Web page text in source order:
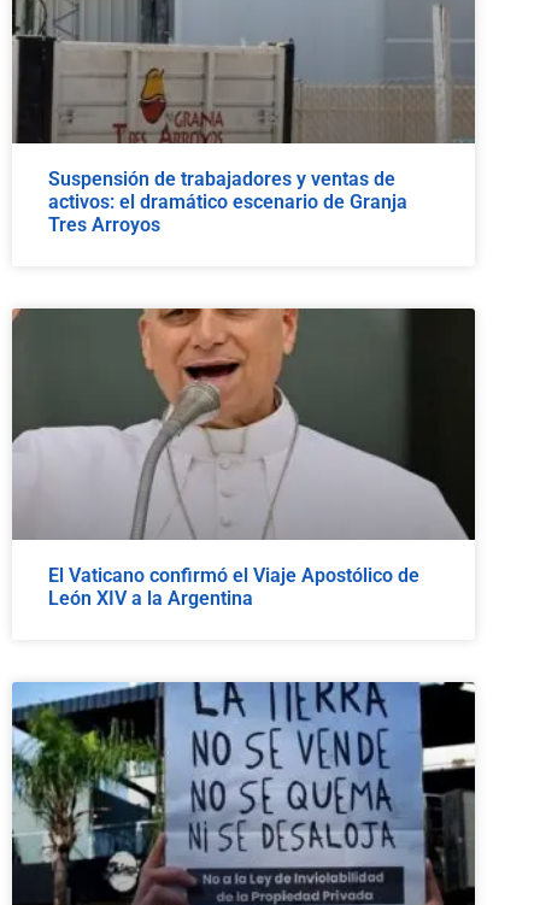
Suspensión de trabajadores y ventas de
activos: el dramático escenario de Granja
Tres Arroyos
El Vaticano confirmó el Viaje Apostólico de
León XIV a la Argentina